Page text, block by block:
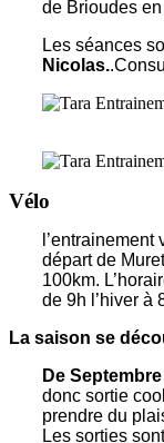
de Brioudes
Les séances
Nicolas.
Vélo
départ de
100km.
de 9h l’hiver à
La saison se
De
donc sortie
prendre du
Les sorties